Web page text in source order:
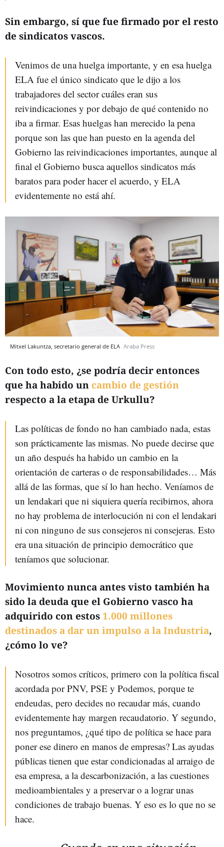
Sin embargo, sí que fue firmado por el resto
de sindicatos vascos.
Venimos de una huelga importante, y en esa huelga
ELA fue el único sindicato que le dijo a los
trabajadores del sector cuáles eran sus
reivindicaciones y por debajo de qué contenido no
iba a firmar. Esas huelgas han merecido la pena
porque son las que han puesto en la agenda del
Gobierno las reivindicaciones importantes, aunque al
final el Gobierno busca aquellos sindicatos más
baratos para poder hacer el acuerdo, y ELA
evidentemente no está ahí.
Mitxel Lakuntza, secretario general de ELA Araba Press
Con todo esto, ¿se podría decir entonces
que ha habido un cambio de gestión
respecto a la etapa de Urkullu?
Las políticas de fondo no han cambiado nada, estas
son prácticamente las mismas. No puede decirse que
un año después ha habido un cambio en la
orientación de carteras o de responsabilidades… Más
allá de las formas, que sí lo han hecho. Veníamos de
un lendakari que ni siquiera quería recibirnos, ahora
no hay problema de interlocución ni con el lendakari
ni con ninguno de sus consejeros ni consejeras. Esto
era una situación de principio democrático que
teníamos que solucionar.
Movimiento nunca antes visto también ha
sido la deuda que el Gobierno vasco ha
adquirido con estos 1.000 millones
destinados a dar un impulso a la Industria,
¿cómo lo ve?
Nosotros somos críticos, primero con la política fiscal
acordada por PNV, PSE y Podemos, porque te
endeudas, pero decides no recaudar más, cuando
evidentemente hay margen recaudatorio. Y segundo,
nos preguntamos, ¿qué tipo de política se hace para
poner ese dinero en manos de empresas? Las ayudas
públicas tienen que estar condicionadas al arraigo de
esa empresa, a la descarbonización, a las cuestiones
medioambientales y a preservar o a lograr unas
condiciones de trabajo buenas. Y eso es lo que no se
hace.